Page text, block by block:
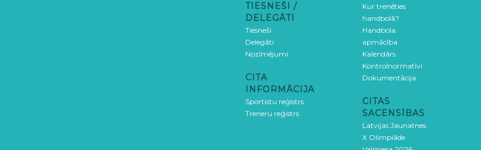
TIESNEŠI /
DELEGĀTI
Tiesneši
Delegāti
Nozīmējumi
CITA
INFORMĀCIJA
Sportistu reģistrs
Treneru reģistrs
Kur trenēties
handbolā?
Handbola
apmācība
Kalendārs
Kontrolnormatīvi
Dokumentācija
CITAS
SACENSĪBAS
Latvijas Jaunatnes
X Olimpiāde